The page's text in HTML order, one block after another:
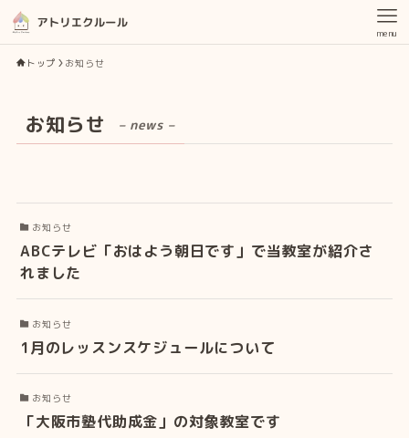
menu
トップ お知らせ
お知らせ – news –
お知らせ
ABCテレビ「おはよう朝日です」で当教室が紹介さ
れました
お知らせ
1月のレッスンスケジュールについて
お知らせ
「大阪市塾代助成金」の対象教室です